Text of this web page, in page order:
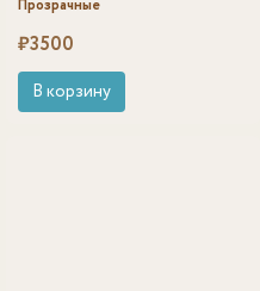
Прозрачные
₽3500
В корзину